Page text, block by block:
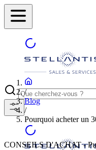
/
Blog
/
Pourquoi acheter un
CONSEILS D'ACHAT -